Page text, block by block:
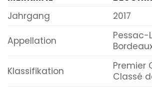
Jahrgang
2017
Appellation
Pessac-
Klassifikation
Premier
Classé